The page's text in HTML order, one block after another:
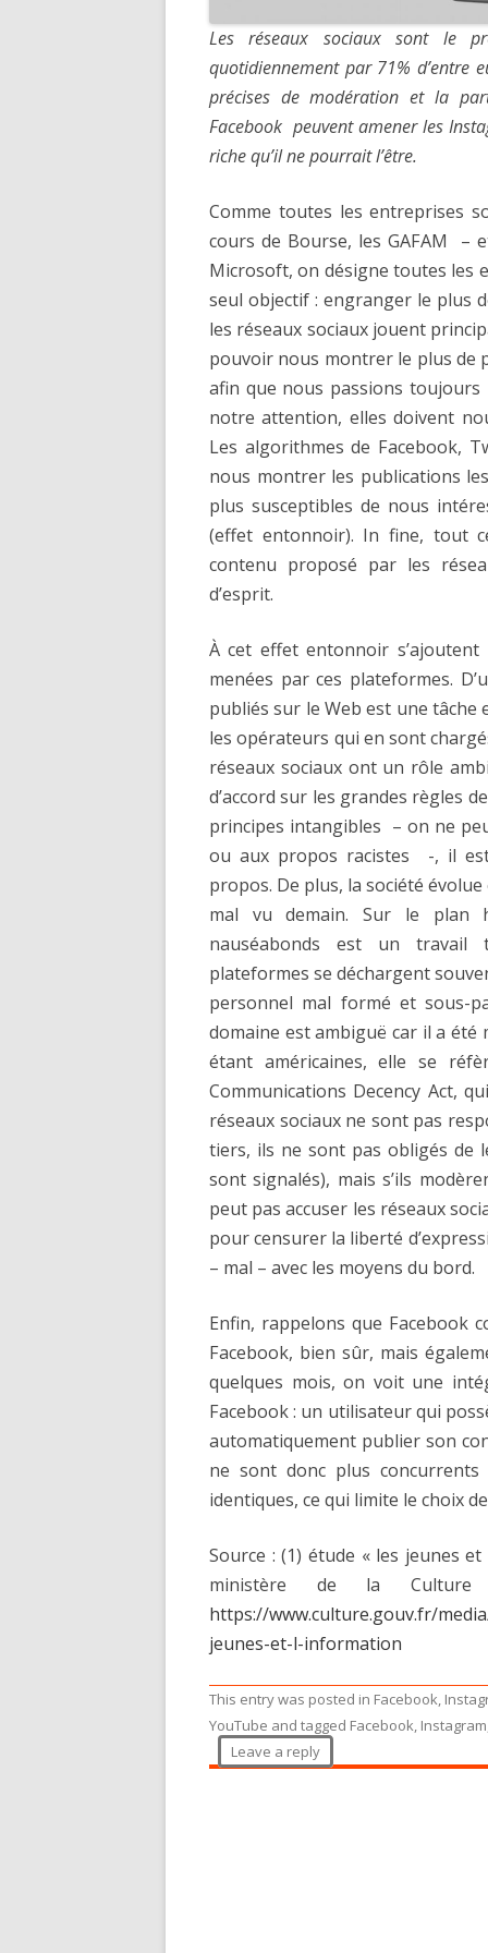
Les réseaux sociaux sont le
quotidiennement par 71% d’entre
précises de modération et la
Facebook peuvent amener les
riche qu’il ne pourrait l’être.
Comme toutes les entreprises
cours de Bourse, les GAFAM –
Microsoft, on désigne toutes les
seul objectif : engranger le plus
les réseaux sociaux jouent
pouvoir nous montrer le plus de
afin que nous passions
notre attention, elles doivent
Les algorithmes de Facebook,
nous montrer les publications
plus susceptibles de nous
(effet entonnoir). In fine, tout
contenu proposé par les
d’esprit.
À cet effet entonnoir s’ajoutent
menées par ces plateformes.
publiés sur le Web est une
les opérateurs qui en sont
réseaux sociaux ont un rôle
d’accord sur les grandes règles
principes intangibles – on ne
ou aux propos racistes -, il
propos. De plus, la société
mal vu demain. Sur le plan
nauséabonds est un travail
plateformes se déchargent
personnel mal formé et sous-
domaine est ambiguë car il a
étant américaines, elle se
Communications Decency Act,
réseaux sociaux ne sont pas
tiers, ils ne sont pas obligés de
sont signalés), mais s’ils
peut pas accuser les réseaux
pour censurer la liberté
– mal – avec les moyens du bord.
Enfin, rappelons que Facebook
Facebook, bien sûr, mais
quelques mois, on voit une
Facebook : un utilisateur qui
automatiquement publier son
ne sont donc plus
identiques, ce qui limite le choix
Source : (1) étude « les jeunes
ministère de la
https://www.culture.gouv.fr/
jeunes-et-l-information
This entry was posted in Facebook,
YouTube and tagged Facebook, Instagram
Leave a reply